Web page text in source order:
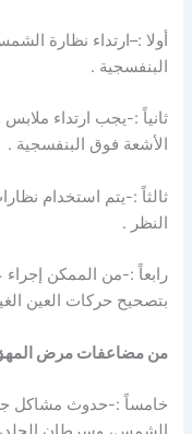
أولا :–ارتداء نظارة
البنفسجية .
ثانياً :-يجب ارتداء
الأشعة فوق البنفسجية .
ثالثاً :-يتم استخدام
النظر .
رابعاً :-من الممكن
بتصحيح حركات العين
من مضاعفات مرض
خامساً :-حدوث مشاكل